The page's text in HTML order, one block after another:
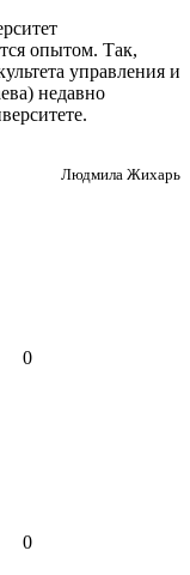
опытом. Так,
управления и
недавно
Людмила Жихарь
0
0